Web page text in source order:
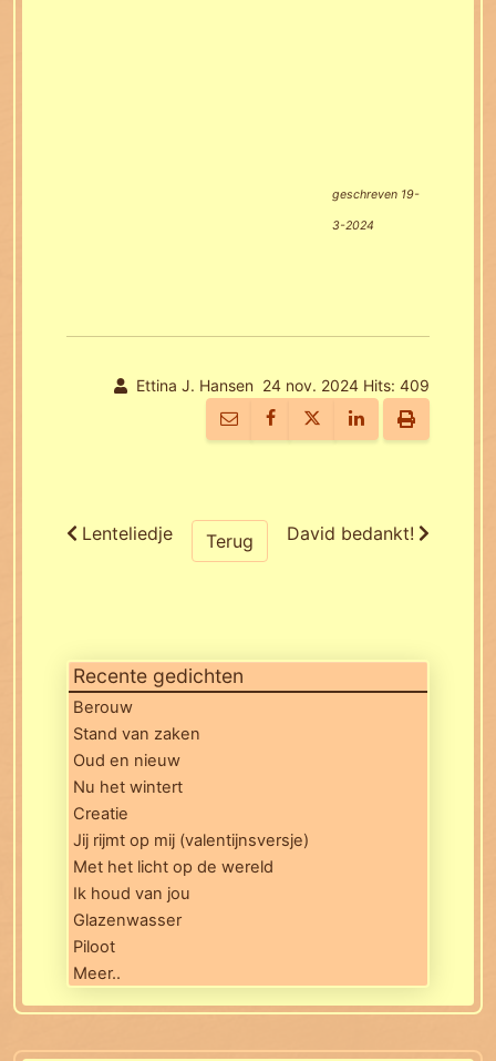
Recente gedichten
Berouw
Stand van zaken
Oud en nieuw
Nu het wintert
Creatie
Jij rijmt op mij (valentijnsversje)
Met het licht op de wereld
Ik houd van jou
Glazenwasser
Piloot
Meer..
geschreven 19-
3-2024
Ettina J. Hansen 24 nov. 2024 Hits: 409
Lenteliedje Terug David bedankt!